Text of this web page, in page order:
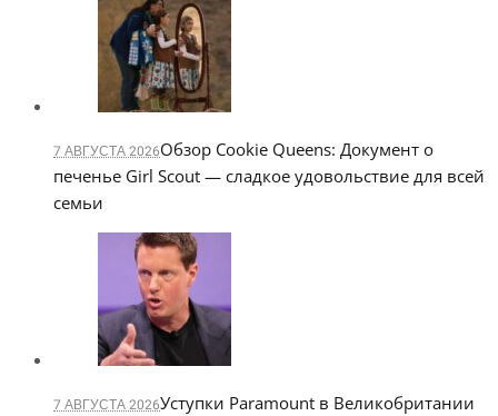
7 АВГУСТА 2026Обзор Cookie Queens: Документ о
печенье Girl Scout — сладкое удовольствие для всей
семьи
7 АВГУСТА 2026Уступки Paramount в Великобритании